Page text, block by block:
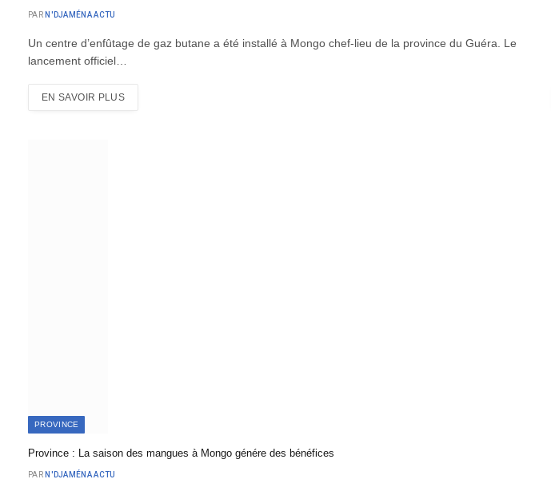
PAR N'DJAMÉNA ACTU
Un centre d’enfûtage de gaz butane a été installé à Mongo chef-lieu de la province du Guéra. Le
lancement officiel…
EN SAVOIR PLUS
PROVINCE
Province : La saison des mangues à Mongo génére des bénéfices
PAR N'DJAMÉNA ACTU